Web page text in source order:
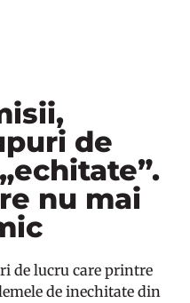
de
nu mai
de lucru care printre
de inechitate din